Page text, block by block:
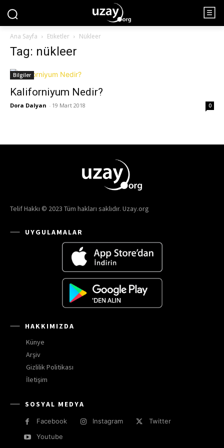
Ana Sayfa Etiketler Nükleer
Tag: nükleer
Bilgiler
Kaliforniyum Nedir?
Dora Dalyan - 19 Mart 2018 0
Telif Hakkı © 2023 Tüm hakları saklıdır. Uzay.org
UYGULAMALAR
HAKKIMIZDA
Künye
Arşiv
Gizlilik Politikası
İletişim
SOSYAL MEDYA
Facebook Instagram
Twitter
Youtube